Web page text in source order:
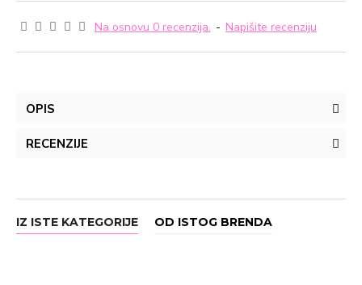
Na osnovu 0 recenzija. - Napišite recenziju
OPIS
RECENZIJE
IZ ISTE KATEGORIJE OD ISTOG BRENDA